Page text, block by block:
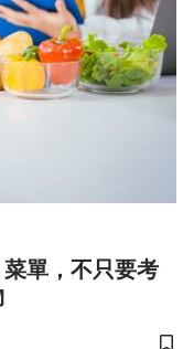
單，不只要考